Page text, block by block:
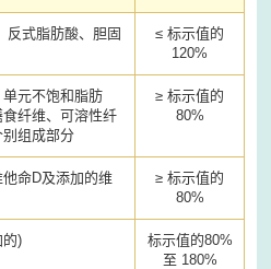
反式脂肪酸、胆固
≤ 标示值的
120%
元不饱和脂肪
纤维、可溶性纤
组成部分
≥ 标示值的
80%
命D及添加的维
≥ 标示值的
80%
的)
标示值的80%
至 180%